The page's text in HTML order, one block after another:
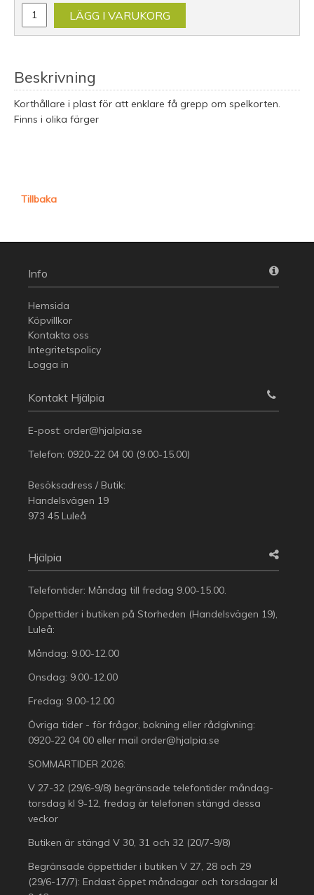
LÄGG I VARUKORG
Beskrivning
Korthållare i plast för att enklare få grepp om spelkorten.
Finns i olika färger
Tillbaka
Info
Hemsida
Köpvillkor
Kontakta oss
Integritetspolicy
Logga in
Kontakt Hjälpia
E-post: order@hjalpia.se
Telefon: 0920-22 04 00 (9.00-15.00)
Besöksadress / Butik:
Handelsvägen 19
973 45 Luleå
Hjälpia
Telefontider: Måndag till fredag 9.00-15.00.
Öppettider i butiken på Storheden (Handelsvägen 19),
Luleå:
Måndag: 9.00-12.00
Onsdag: 9.00-12.00
Fredag: 9.00-12.00
Övriga tider - för frågor, bokning eller rådgivning:
0920-22 04 00 eller mail order@hjalpia.se
SOMMARTIDER 2026:
V 27-32 (29/6-9/8) begränsade telefontider måndag-
torsdag kl 9-12, fredag är telefonen stängd dessa
veckor
Butiken är stängd V 30, 31 och 32 (20/7-9/8)
Begränsade öppettider i butiken V 27, 28 och 29
(29/6-17/7): Endast öppet måndagar och torsdagar kl